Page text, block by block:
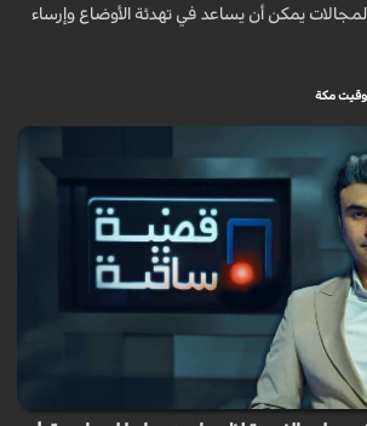
يمكن أن يساعد في تهدئة الأوضاع وإرساء